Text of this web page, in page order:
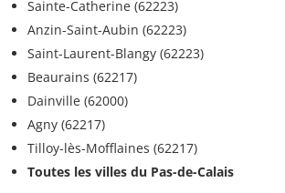
Sainte-Catherine (62223)
Anzin-Saint-Aubin (62223)
Saint-Laurent-Blangy (62223)
Beaurains (62217)
Dainville (62000)
Agny (62217)
Tilloy-lès-Mofflaines (62217)
Toutes les villes du Pas-de-Calais